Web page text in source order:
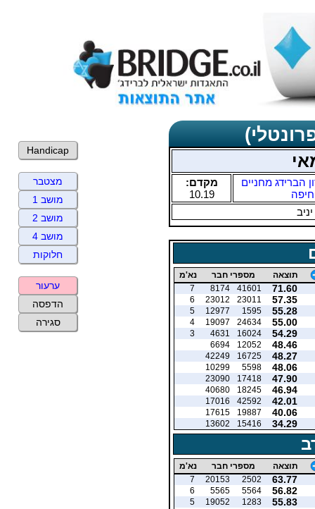
הברידג מחניים
חיפה
מקדם:
10.19
תוצאה מספרי חבר נא'מ
71.60
41601
8174
7
57.35
23011
23012
6
55.28
1595
12977
5
55.00
24634
19097
4
54.29
16024
4631
3
48.46
12052
6694
48.27
16725
42249
48.06
5598
10299
47.90
17418
23090
46.94
18245
40680
42.01
42592
17016
40.06
19887
17615
34.29
15416
13602
תוצאה מספרי חבר נא'מ
63.77
2502
20153
7
56.82
5564
5565
6
55.83
1283
19052
5
Handicap
מצטבר
מושב 1
מושב 2
מושב 4
חלוקות
ערעור
הדפסה
סגירה